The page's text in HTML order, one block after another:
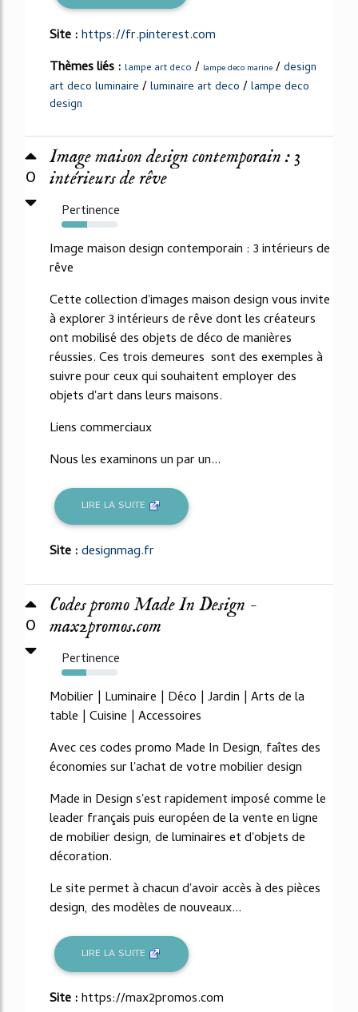
Site :https://fr.pinterest.com
Thèmes liés : lampe art deco / lampe deco marine /design
art deco luminaire /luminaire art deco /lampe deco
design
0
Image maison design contemporain : 3
intérieurs de rêve
Pertinence
45%
Image maison design contemporain : 3 intérieurs de
rêve
Cette collection d'images maison design vous invite
à explorer 3 intérieurs de rêve dont les créateurs
ont mobilisé des objets de déco de manières
réussies. Ces trois demeures sont des exemples à
suivre pour ceux qui souhaitent employer des
objets d'art dans leurs maisons.
Liens commerciaux
Nous les examinons un par un...
LIRE LA SUITE
Site :designmag.fr
0
Codes promo Made In Design -
max2promos.com
Pertinence
44%
Mobilier | Luminaire | Déco | Jardin | Arts de la
table | Cuisine | Accessoires
Avec ces codes promo Made In Design, faîtes des
économies sur l'achat de votre mobilier design
Made in Design s'est rapidement imposé comme le
leader français puis européen de la vente en ligne
de mobilier design, de luminaires et d'objets de
décoration.
Le site permet à chacun d'avoir accès à des pièces
design, des modèles de nouveaux...
LIRE LA SUITE
Site :https://max2promos.com